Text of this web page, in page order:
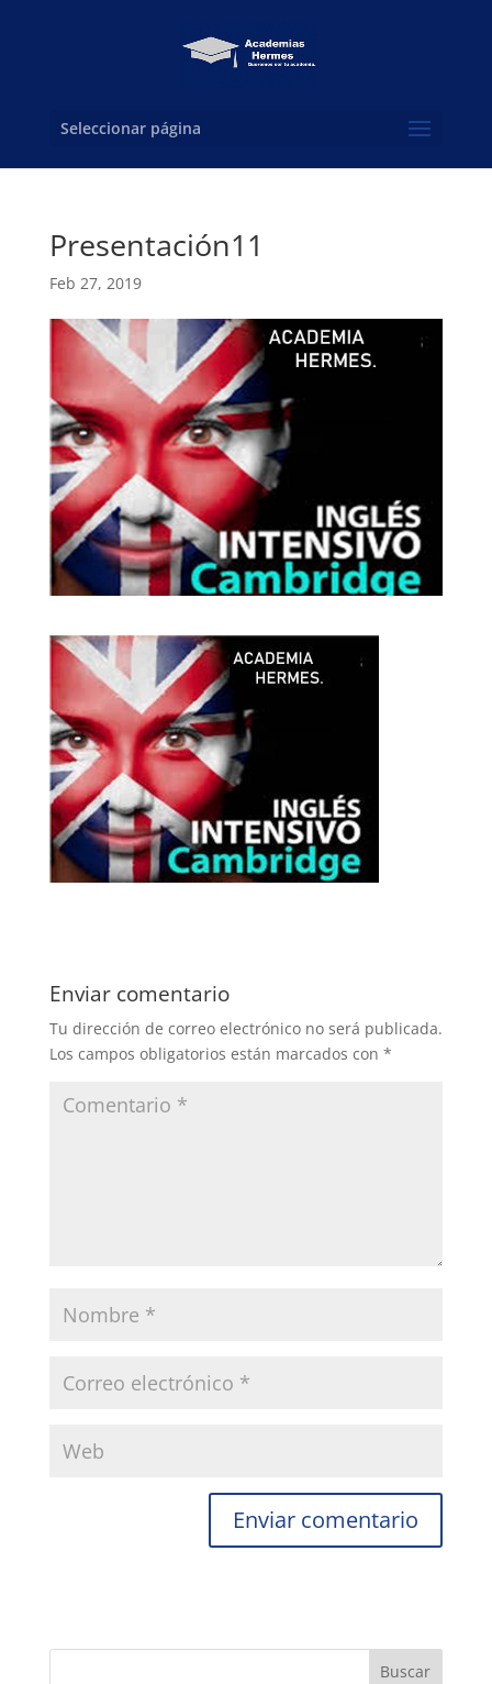
Seleccionar página
Presentación11
Feb 27, 2019
Enviar comentario
Tu dirección de correo electrónico no será publicada.
Los campos obligatorios están marcados con *